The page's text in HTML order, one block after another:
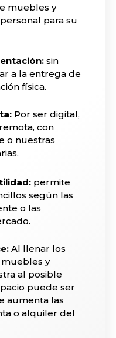
muebles y
para su
sin
a la entrega de
física.
Por ser digital,
con
o nuestras
permite
según las
o las
Al llenar los
muebles y
al posible
puede ser
aumenta las
o alquiler del